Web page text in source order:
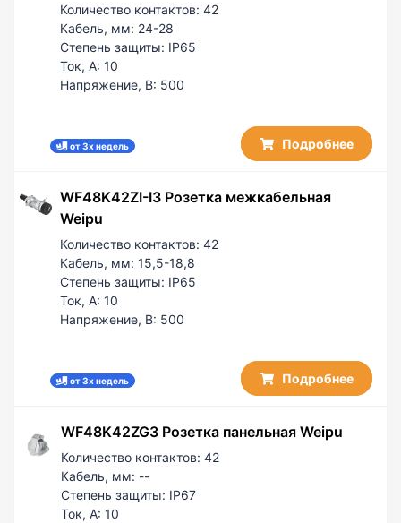
Количество контактов: 42
Кабель, мм: 24-28
Степень защиты: IP65
Ток, А: 10
Напряжение, В: 500
от 3х недель Подробнее
WF48K42ZI-I3 Розетка межкабельная
Weipu
Количество контактов:42
Кабель, мм:15,5-18,8
Степень защиты: IP65
Ток, А:10
Напряжение, В: 500
от 3х недель Подробнее
WF48K42ZG3 Розетка панельная Weipu
Количество контактов: 42
Кабель, мм: --
Степень защиты: IP67
Ток, А: 10